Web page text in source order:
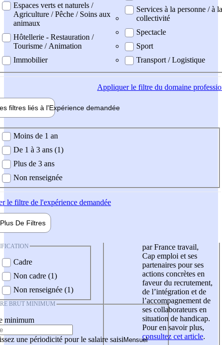
Espaces verts et naturels /
Agriculture / Pêche / Soins aux
animaux
Hôtellerie - Restauration /
Tourisme / Animation
Immobilier
Services à la personne / à la
collectivité
Spectacle
Sport
Transport / Logistique
Appliquerle filtre du domaine
filtres liés à l'Expérience demandée
demandée
Moins de 1 an
De 1 à 3 ans (1)
Plus de 3 ans
Non renseignée
le filtre de l'expérience demandée
Plus De Filtres
Cadre
Non cadre (1)
Non renseignée (1)
BRUT MINIMUM
minimum
une périodicité pour le salaire saisi
par France travail,
Cap emploi et ses
partenaires pour ses
actions concrètes en
faveur du recrutement,
de l’intégration et de
l’accompagnement de
ses collaborateurs en
situation de handicap.
Pour en savoir plus,
consultez cet article.